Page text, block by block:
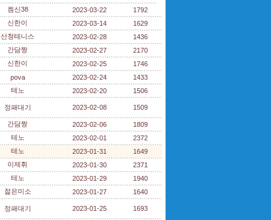
켐신38 2023-03-22
1792
신한이 2023-03-14
1629
산청테니스 2023-02-28
1436
간담짱 2023-02-27
2170
신한이 2023-02-25
1746
pova 2023-02-24
1433
테노 2023-02-20 1506
정패대기 2023-02-08 1509
간담짱 2023-02-06
1809
테노 2023-02-01
2372
테노 2023-01-31
1649
이제휘 2023-01-30
2371
테노 2023-01-29
1940
젊은미소 2023-01-27 1640
정패대기 2023-01-25 1693